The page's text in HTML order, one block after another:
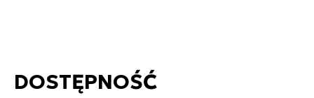
DOSTĘPNOŚĆ